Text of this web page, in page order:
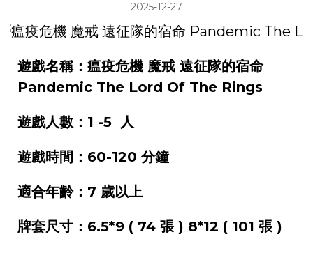
2025-12-27
遊戲名稱：瘟疫危機 魔戒 遠征隊的宿命
Pandemic The Lord Of The Rings
遊戲人數：1 -5 人
遊戲時間：60-120 分鐘
適合年齡：7 歲以上
牌套尺寸：6.5*9 ( 74 張 ) 8*12 ( 101 張 )